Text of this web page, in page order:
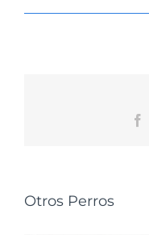
Otros Perros